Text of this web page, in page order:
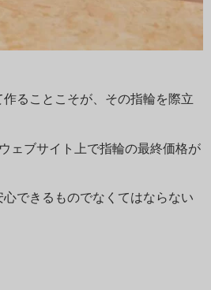
ることこそが、その指輪を際立
ェブサイト上で指輪の最終価格が
できるものでなくてはならない